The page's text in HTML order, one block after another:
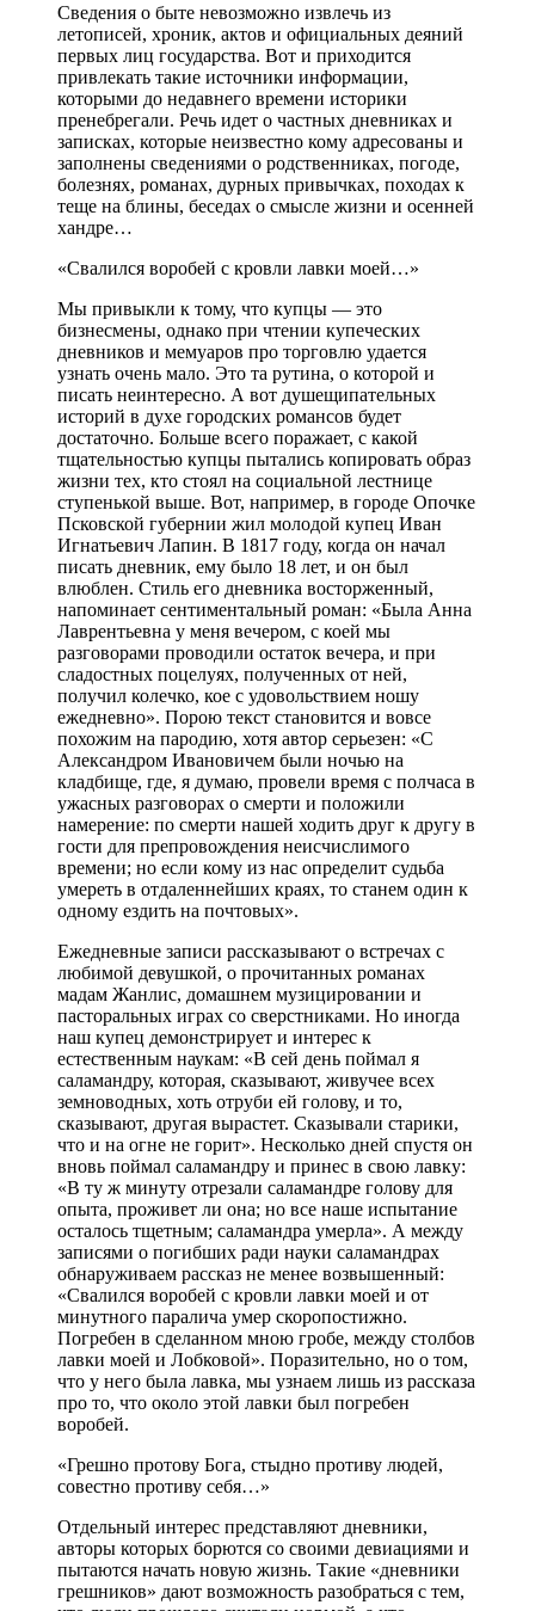
Сведения о быте невозможно извлечь из
летописей, хроник, актов и официальных деяний
первых лиц государства. Вот и приходится
привлекать такие источники информации,
которыми до недавнего времени историки
пренебрегали. Речь идет о частных дневниках и
записках, которые неизвестно кому адресованы и
заполнены сведениями о родственниках, погоде,
болезнях, романах, дурных привычках, походах к
теще на блины, беседах о смысле жизни и осенней
хандре…
«Свалился воробей с кровли лавки моей…»
Мы привыкли к тому, что купцы — это
бизнесмены, однако при чтении купеческих
дневников и мемуаров про торговлю удается
узнать очень мало. Это та рутина, о которой и
писать неинтересно. А вот душещипательных
историй в духе городских романсов будет
достаточно. Больше всего поражает, с какой
тщательностью купцы пытались копировать образ
жизни тех, кто стоял на социальной лестнице
ступенькой выше. Вот, например, в городе Опочке
Псковской губернии жил молодой купец Иван
Игнатьевич Лапин. В 1817 году, когда он начал
писать дневник, ему было 18 лет, и он был
влюблен. Стиль его дневника восторженный,
напоминает сентиментальный роман: «Была Анна
Лаврентьевна у меня вечером, с коей мы
разговорами проводили остаток вечера, и при
сладостных поцелуях, полученных от ней,
получил колечко, кое с удовольствием ношу
ежедневно». Порою текст становится и вовсе
похожим на пародию, хотя автор серьезен: «С
Александром Ивановичем были ночью на
кладбище, где, я думаю, провели время с полчаса в
ужасных разговорах о смерти и положили
намерение: по смерти нашей ходить друг к другу в
гости для препровождения неисчислимого
времени; но если кому из нас определит судьба
умереть в отдаленнейших краях, то станем один к
одному ездить на почтовых».
Ежедневные записи рассказывают о встречах с
любимой девушкой, о прочитанных романах
мадам Жанлис, домашнем музицировании и
пасторальных играх со сверстниками. Но иногда
наш купец демонстрирует и интерес к
естественным наукам: «В сей день поймал я
саламандру, которая, сказывают, живучее всех
земноводных, хоть отруби ей голову, и то,
сказывают, другая вырастет. Сказывали старики,
что и на огне не горит». Несколько дней спустя он
вновь поймал саламандру и принес в свою лавку:
«В ту ж минуту отрезали саламандре голову для
опыта, проживет ли она; но все наше испытание
осталось тщетным; саламандра умерла». А между
записями о погибших ради науки саламандрах
обнаруживаем рассказ не менее возвышенный:
«Свалился воробей с кровли лавки моей и от
минутного паралича умер скоропостижно.
Погребен в сделанном мною гробе, между столбов
лавки моей и Лобковой». Поразительно, но о том,
что у него была лавка, мы узнаем лишь из рассказа
про то, что около этой лавки был погребен
воробей.
«Грешно протову Бога, стыдно противу людей,
совестно противу себя…»
Отдельный интерес представляют дневники,
авторы которых борются со своими девиациями и
пытаются начать новую жизнь. Такие «дневники
грешников» дают возможность разобраться с тем,